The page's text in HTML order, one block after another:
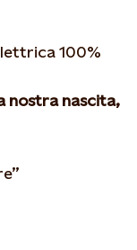
100%
nostra nascita,